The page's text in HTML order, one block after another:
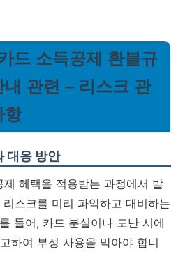
드 소득공제 환불규
관련 – 리스크 관
항
대응 방안
제 혜택을 적용받는 과정에서 발
스크를 미리 파악하고 대비하는
들어, 카드 분실이나 도난 시에
하여 부정 사용을 막아야 합니